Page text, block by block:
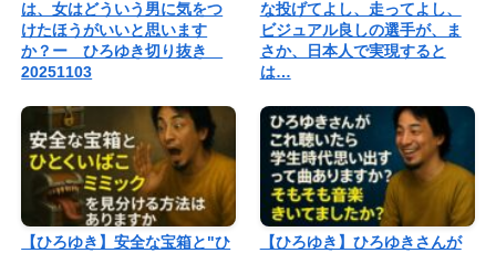
は、女はどういう男に気をつ
けたほうがいいと思います
か？ー ひろゆき切り抜き
20251103
な投げてよし、走ってよし、
ビジュアル良しの選手が、ま
さか、日本人で実現すると
は…
【ひろゆき】安全な宝箱と"ひ
【ひろゆき】ひろゆきさんが